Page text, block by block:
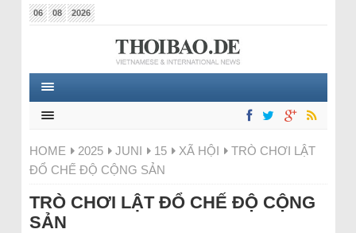
06 08 2026
HOME 2025 JUNI 15 XÃ HỘI
TRÒ CHƠI LẬT
ĐỔ CHẾ ĐỘ CỘNG SẢN
TRÒ CHƠI LẬT ĐỔ CHẾ ĐỘ CỘNG
SẢN